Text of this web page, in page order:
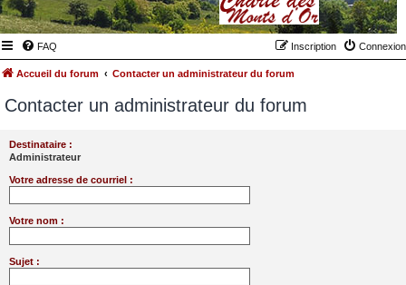
FAQ Connexion
Inscription
Accueil du forum Contacter un administrateur du forum
Contacter un administrateur du forum
Destinataire :
Administrateur
Votre adresse de courriel :
Votre nom :
Sujet :